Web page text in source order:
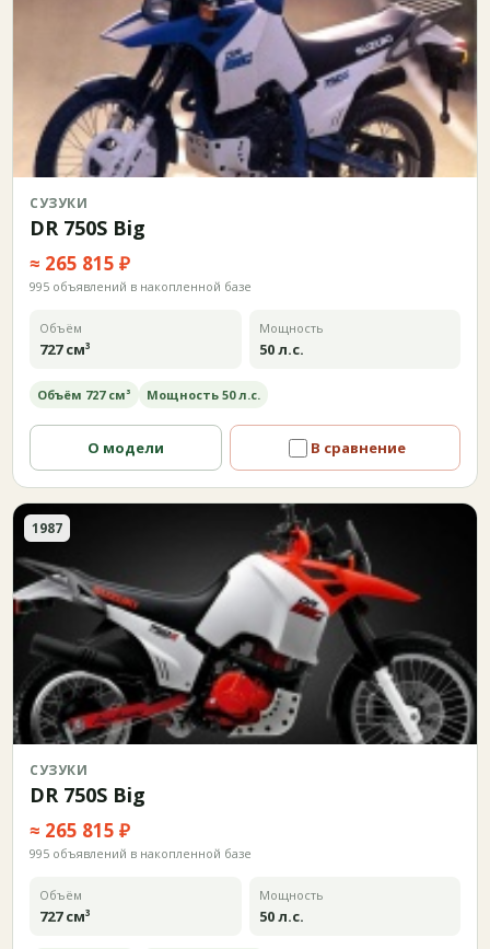
СУЗУКИ
DR 750S Big
≈ 265 815 ₽
995 объявлений в накопленной базе
Объём
727 см³
Мощность
50 л.с.
Объём 727 см³ Мощность 50 л.с.
О модели В сравнение
1987
СУЗУКИ
DR 750S Big
≈ 265 815 ₽
995 объявлений в накопленной базе
Объём
727 см³
Мощность
50 л.с.